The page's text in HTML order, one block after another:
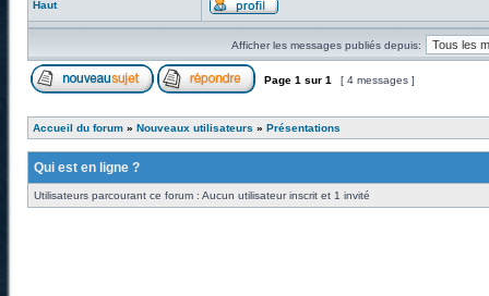
Haut
Afficher les messages publiés depuis:
Page 1 sur 1 [ 4 messages ]
Accueil du forum » Nouveaux utilisateurs » Présentations
Qui est en ligne ?
Utilisateurs parcourant ce forum : Aucun utilisateur inscrit et 1 invité